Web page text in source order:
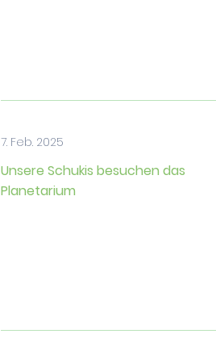
7. Feb. 2025
Unsere Schukis besuchen das
Planetarium